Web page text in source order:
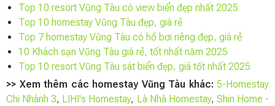
Top 10 resort Vũng Tàu có view biển đẹp nhất 2025
Top 10 homestay Vũng Tàu đẹp, giá rẻ
Top 7 homestay Vũng Tàu có hồ bơi riêng đẹp, giá rẻ
10 Khách sạn Vũng Tàu giá rẻ, tốt nhất năm 2025
Top 10 resort Vũng Tàu sát biển đẹp, giá tốt nhất 2025
>> Xem thêm các homestay Vũng Tàu khác: 5-Homestay
Chi Nhánh 3, LIHI's Homestay, Là Nhà Homestay, Shin Home -